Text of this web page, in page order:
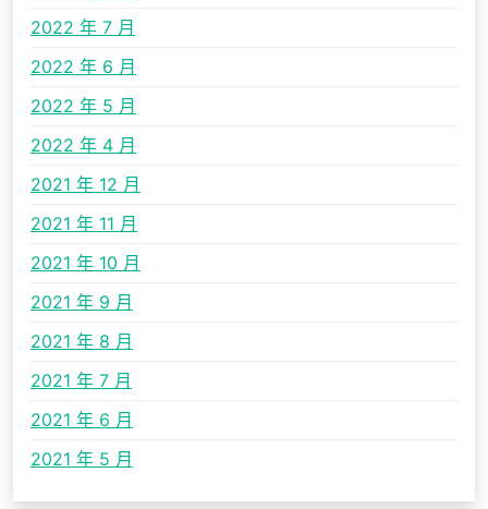
2022 年 7 月
2022 年 6 月
2022 年 5 月
2022 年 4 月
2021 年 12 月
2021 年 11 月
2021 年 10 月
2021 年 9 月
2021 年 8 月
2021 年 7 月
2021 年 6 月
2021 年 5 月